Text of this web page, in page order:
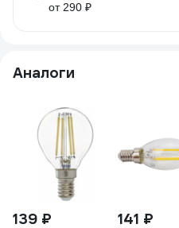
от 290 ₽
Аналоги
139 ₽ 141 ₽